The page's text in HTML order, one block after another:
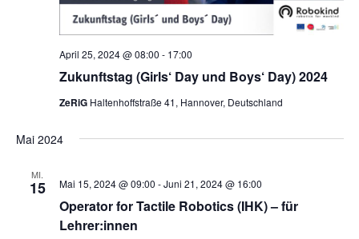
Zukunftstag (Girls‘ Day und Boys‘ Day) 2024
April 25, 2024 @ 08:00 - 17:00
ZeRiG Haltenhoffstraße 41, Hannover, Deutschland
Mai 2024
MI.
15
Operator for Tactile Robotics (IHK) – für
Lehrer:innen
Mai 15, 2024 @ 09:00 -Juni 21, 2024 @ 16:00